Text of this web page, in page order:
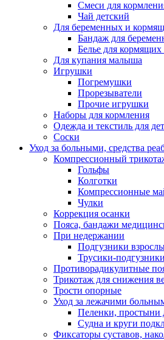
Смеси для
Чай детский
Для беременных и
Бандаж для
Белье для
Для купания малыша
Игрушки
Погремушки
Прорезыватели
Прочие игрушки
Наборы для кормления
Одежда и текстиль для
Соски
Уход за больными, средства
Компрессионный
Гольфы
Колготки
Компрессионные
Чулки
Коррекция осанки
Пояса, бандажи
При недержании
Подгузники
Трусики-
Противорадикулитные
Трикотаж для снижения
Трости опорные
Уход за лежачими
Пеленки, простыни
Судна и круги
Фиксаторы суставов,